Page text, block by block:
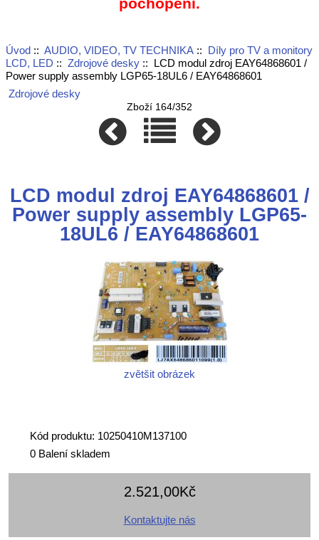
Úvod:: AUDIO, VIDEO, TV TECHNIKA:: Díly pro TV a monitory
LCD, LED :: Zdrojové desky:: LCD modul zdroj EAY64868601 /
Power supply assembly LGP65-18UL6 / EAY64868601
Zdrojové desky
Zboží 164/352
LCD modul zdroj EAY64868601 /
Power supply assembly LGP65-
18UL6 / EAY64868601
zvětšit obrázek
Kód produktu: 10250410M137100
0 Balení skladem
2.521,00Kč
Kontaktujte nás